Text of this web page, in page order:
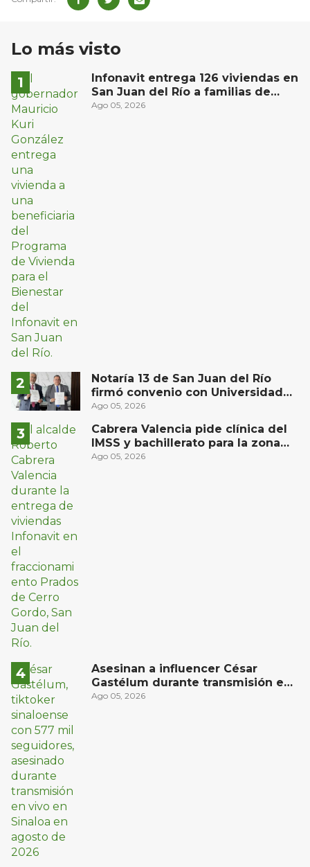
Lo más visto
Infonavit entrega 126 viviendas en
San Juan del Río a familias de
bajos ingresos
Ago 05, 2026
Notaría 13 de San Juan del Río
firmó convenio con Universidad
Privada del Bajío para recibir
Ago 05, 2026
Cabrera Valencia pide clínica del
IMSS y bachillerato para la zona
oriente de San Juan del Río
Ago 05, 2026
Asesinan a influencer César
Gastélum durante transmisión en
vivo en Sinaloa
Ago 05, 2026